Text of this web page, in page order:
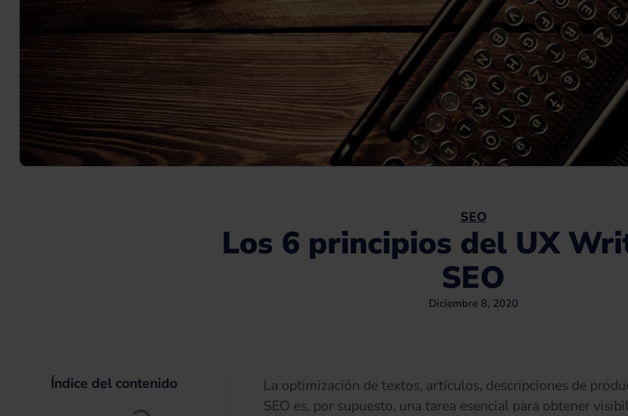
SEO
Los 6 principios del UX
SEO
Diciembre 8, 2020
Índice del contenido
La optimización de textos, artículos, descripciones de
SEO es, por supuesto, una tarea esencial para obtener